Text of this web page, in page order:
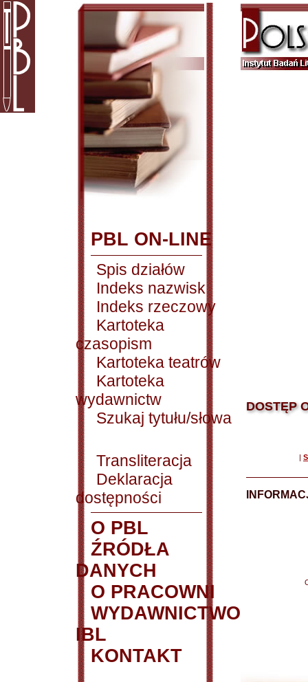
PBL ON-LINE
Spis działów
Indeks nazwisk
Indeks rzeczowy
Kartoteka
czasopism
Kartoteka teatrów
Kartoteka
wydawnictw
Szukaj tytułu/słowa
Transliteracja
Deklaracja
dostępności
O PBL
ŹRÓDŁA
DANYCH
O PRACOWNI
WYDAWNICTWO
IBL
KONTAKT
DOSTĘP
|